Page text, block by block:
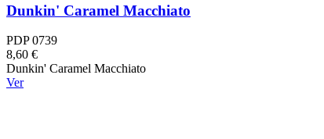
Dunkin' Caramel Macchiato
PDP 0739
8,60 €
Dunkin' Caramel Macchiato
Ver